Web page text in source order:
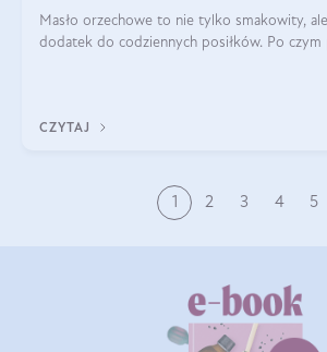
Masło orzechowe to nie tylko smakowity,
dodatek do codziennych posiłków. Po czym
CZYTAJ
1 2 3 4 5